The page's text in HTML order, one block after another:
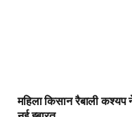
महिला किसान रैबाली